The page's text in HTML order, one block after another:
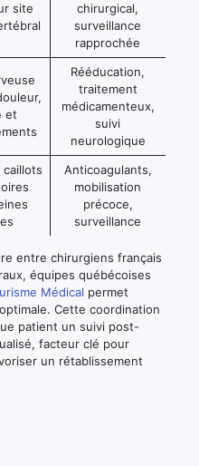
site
chirurgical,
surveillance
rapprochée
et
Rééducation,
traitement
médicamenteux,
suivi
neurologique
caillots
Anticoagulants,
mobilisation
précoce,
surveillance
entre chirurgiens français
équipes québécoises
Médical permet
Cette coordination
patient un suivi post-
facteur clé pour
un rétablissement